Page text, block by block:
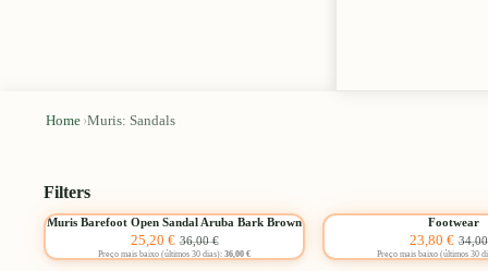
Home ›Muris: Sandals
Filters
Muris
Open
Muris Barefoot Open Sandal Aruba Bark Brown
Sale
price
25,20 € Regular
price
36,00 €
Preço mais baixo (últimos 30 dias): 36,00 €
Footwear Footwear
Sale
price
23,80 €
Preço mais baixo (últimos 30